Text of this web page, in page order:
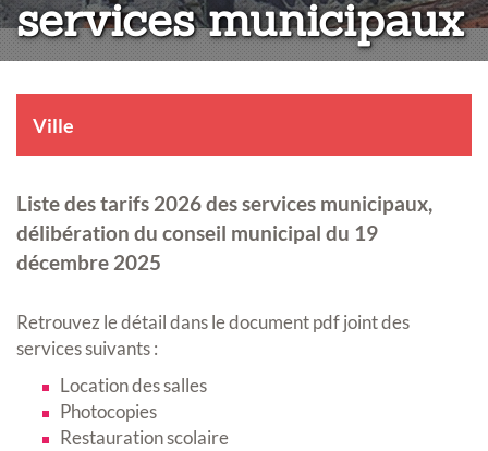
services municipaux
Ville
Liste des tarifs 2026 des services municipaux,
délibération du conseil municipal du 19
décembre 2025
Retrouvez le détail dans le document pdf joint des
services suivants :
Location des salles
Photocopies
Restauration scolaire